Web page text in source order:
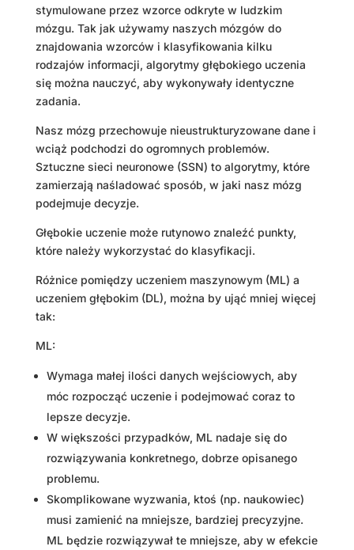
stymulowane przez wzorce odkryte w ludzkim
mózgu. Tak jak używamy naszych mózgów do
znajdowania wzorców i klasyfikowania kilku
rodzajów informacji, algorytmy głębokiego uczenia
się można nauczyć, aby wykonywały identyczne
zadania.
Nasz mózg przechowuje nieustrukturyzowane dane i
wciąż podchodzi do ogromnych problemów.
Sztuczne sieci neuronowe (SSN) to algorytmy, które
zamierzają naśladować sposób, w jaki nasz mózg
podejmuje decyzje.
Głębokie uczenie może rutynowo znaleźć punkty,
które należy wykorzystać do klasyfikacji.
Różnice pomiędzy uczeniem maszynowym (ML) a
uczeniem głębokim (DL), można by ująć mniej więcej
tak:
ML:
Wymaga małej ilości danych wejściowych, aby
móc rozpocząć uczenie i podejmować coraz to
lepsze decyzje.
W większości przypadków, ML nadaje się do
rozwiązywania konkretnego, dobrze opisanego
problemu.
Skomplikowane wyzwania, ktoś (np. naukowiec)
musi zamienić na mniejsze, bardziej precyzyjne.
ML będzie rozwiązywał te mniejsze, aby w efekcie